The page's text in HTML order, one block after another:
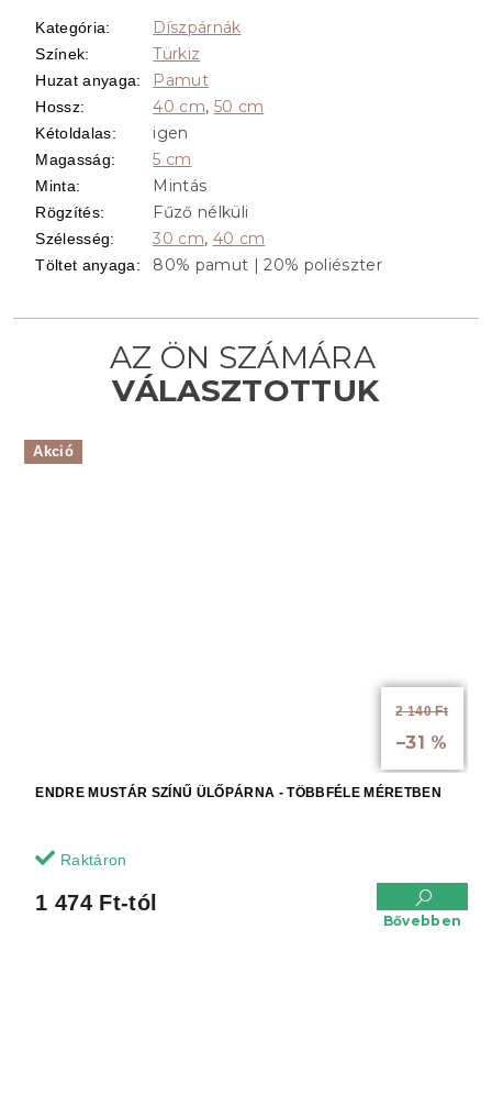
Akció
2 140 Ft
–31 %
ENDRE MUSTÁR SZÍNŰ ÜLŐPÁRNA - TÖBBFÉLE MÉRETBEN
Raktáron
1 474 Ft-tól
Bővebben
Kategória: Díszpárnák
Színek: Türkiz
Huzat anyaga: Pamut
Hossz: 40 cm, 50 cm
Kétoldalas: igen
Magasság: 5 cm
Minta: Mintás
Rögzítés: Fűző nélküli
Szélesség: 30 cm, 40 cm
Töltet anyaga: 80% pamut | 20% poliészter